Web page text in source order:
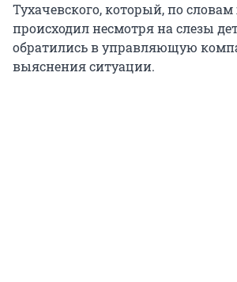
Тухачевского, который, по
происходил несмотря на слезы
обратились в управляющую
выяснения ситуации.